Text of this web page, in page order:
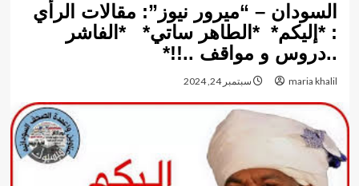
السودان – “ميرور نيوز”: مقالات الرأي
: *إليكم* *الطاهر ساتي* *الفاشر
..دروس و مواقف ..!!*
maria khalil سبتمبر 24, 2024